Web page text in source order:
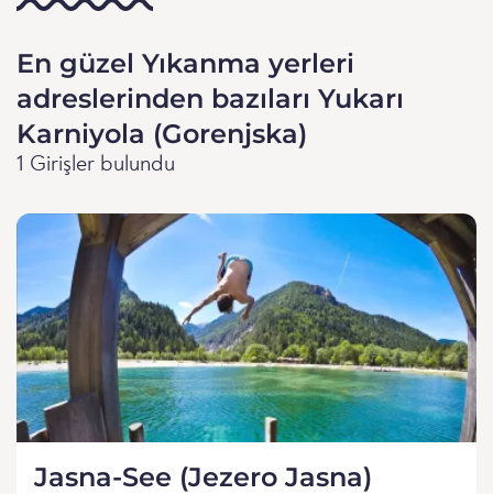
En güzel Yıkanma yerleri
adreslerinden bazıları Yukarı
Karniyola (Gorenjska)
1 Girişler bulundu
Jasna-See (Jezero Jasna)